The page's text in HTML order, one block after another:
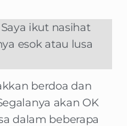
ikut nasihat
esok atau lusa
berdoa dan
akan OK
dalam beberapa